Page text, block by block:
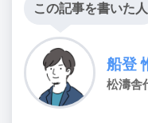
この記事を書いた人
船登
松濤舎